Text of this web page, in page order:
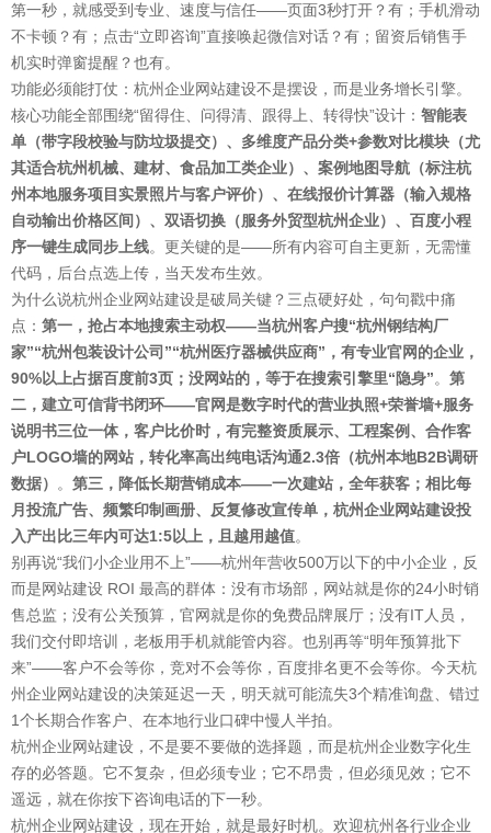
第一秒，就感受到专业、速度与信任——页面3秒打开？有；手机滑动
不卡顿？有；点击“立即咨询”直接唤起微信对话？有；留资后销售手
机实时弹窗提醒？也有。
功能必须能打仗：杭州企业网站建设不是摆设，而是业务增长引擎。
核心功能全部围绕“留得住、问得清、跟得上、转得快”设计： 智能表
单（带字段校验与防垃圾提交）、多维度产品分类+参数对比模块（尤
其适合杭州机械、建材、食品加工类企业）、案例地图导航（标注杭
州本地服务项目实景照片与客户评价）、在线报价计算器（输入规格
自动输出价格区间）、双语切换（服务外贸型杭州企业）、百度小程
序一键生成同步上线。更关键的是——所有内容可自主更新，无需懂
代码，后台点选上传，当天发布生效。
为什么说杭州企业网站建设是破局关键？三点硬好处，句句戳中痛
点： 第一，抢占本地搜索主动权——当杭州客户搜“杭州钢结构厂
家”“杭州包装设计公司”“杭州医疗器械供应商”，有专业官网的企业，
90%以上占据百度前3页；没网站的，等于在搜索引擎里“隐身”。 第
二，建立可信背书闭环——官网是数字时代的营业执照+荣誉墙+服务
说明书三位一体，客户比价时，有完整资质展示、工程案例、合作客
户LOGO墙的网站，转化率高出纯电话沟通2.3倍（杭州本地B2B调研
数据） 。 第三，降低长期营销成本——一次建站，全年获客；相比每
月投流广告、频繁印制画册、反复修改宣传单，杭州企业网站建设投
入产出比三年内可达1:5以上，且越用越值。
别再说“我们小企业用不上”——杭州年营收500万以下的中小企业，反
而是网站建设 ROI 最高的群体：没有市场部，网站就是你的24小时销
售总监；没有公关预算，官网就是你的免费品牌展厅；没有IT人员，
我们交付即培训，老板用手机就能管内容。也别再等“明年预算批下
来”——客户不会等你，竞对不会等你，百度排名更不会等你。今天杭
州企业网站建设的决策延迟一天，明天就可能流失3个精准询盘、错过
1个长期合作客户、在本地行业口碑中慢人半拍。
杭州企业网站建设，不是要不要做的选择题，而是杭州企业数字化生
存的必答题。它不复杂，但必须专业；它不昂贵，但必须见效；它不
遥远，就在你按下咨询电话的下一秒。
杭州企业网站建设，现在开始，就是最好时机。欢迎杭州各行业企业